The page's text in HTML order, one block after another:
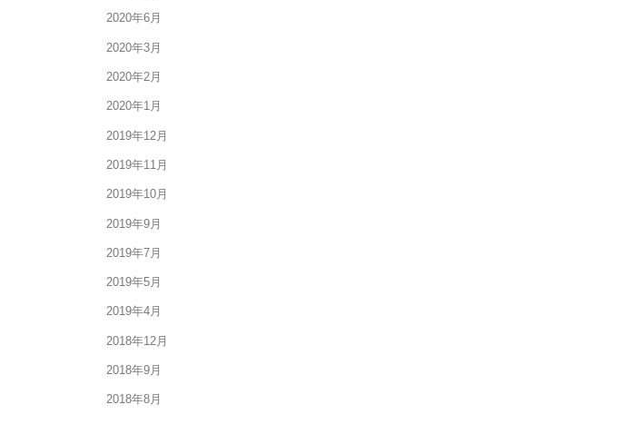
2020年6月
2020年3月
2020年2月
2020年1月
2019年12月
2019年11月
2019年10月
2019年9月
2019年7月
2019年5月
2019年4月
2018年12月
2018年9月
2018年8月